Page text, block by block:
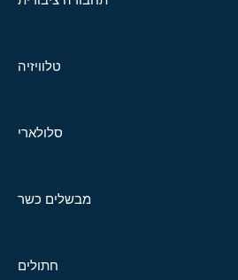
טלוויזיה
סלולארי
מבשלים כשר
חתולים